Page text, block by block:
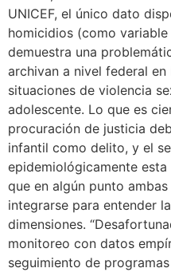
UNICEF, el único dato
homicidios (como
demuestra una
archivan a nivel federal
situaciones de violencia
adolescente. Lo que es
procuración de justicia
infantil como delito, y el
epidemiológicamente
que en algún punto
integrarse para entender
dimensiones.
monitoreo con datos
seguimiento de